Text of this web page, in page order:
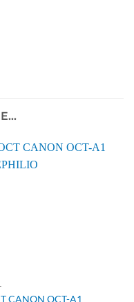
CANON OCT-A1